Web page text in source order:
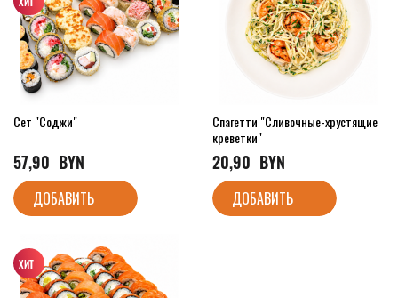
Сет "Соджи"
57,90
  BYN
ДОБАВИТЬ
Спагетти "Сливочные-хрустящие
креветки"
20,90
  BYN
ДОБАВИТЬ